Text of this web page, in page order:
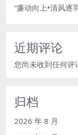
“廉动向上•清风逐
近期评论
您尚未收到任何评
归档
2026 年 8 月